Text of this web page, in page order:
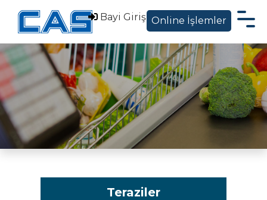
Bayi Giriş Online İşlemler
Hakkımızda
Ürünler
Sektörel Çözümler
Servis Destek
Teraziler